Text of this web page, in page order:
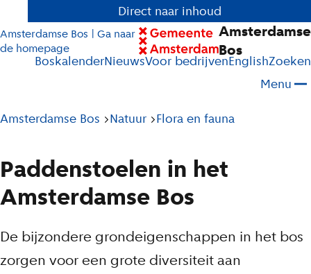
Direct naar inhoud
Amsterdamse Bos | Ga naar
de homepage
Amsterdamse
Bos
BoskalenderNieuwsVoor bedrijvenEnglishZoeken
Menu
Pad
huidige
Amsterdamse Bos Natuur Flora en fauna
Paddenstoelen in het
Amsterdamse Bos
De bijzondere grondeigenschappen in het bos
zorgen voor een grote diversiteit aan